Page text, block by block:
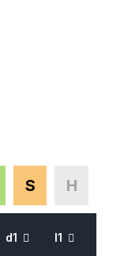
S H
d1 l1